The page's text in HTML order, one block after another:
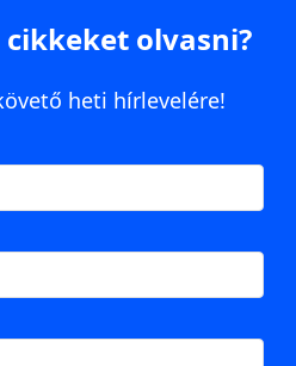
olvasni?
heti hírlevelére!